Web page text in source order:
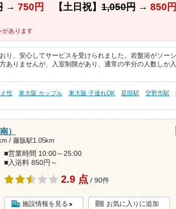
→ 750円 【土日祝】1,050円→ 850円
があります
り、安心してサービスを受けられました。岩盤浴がソー
ありませんが、入室制限があり、通常の半分の人数しか入
性 東大阪 カップル 東大阪 子連れOK 星田駅 交野市駅
）
/ 藤阪駅1.05km
■営業時間 10:00～25:00
■入浴料 850円～
2.9 点 / 90件
施設情報を見る お気に入りに追加